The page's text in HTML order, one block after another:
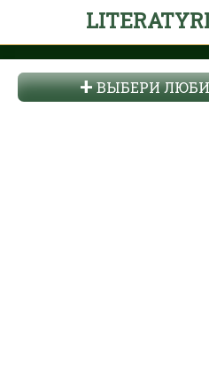
ВЫБЕРИ